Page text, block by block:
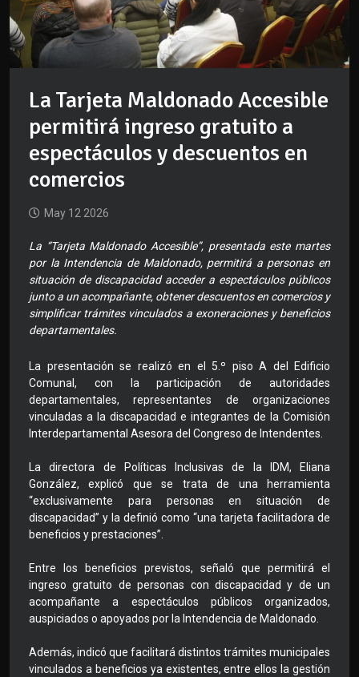
La Tarjeta Maldonado Accesible
permitirá ingreso gratuito a
espectáculos y descuentos en
comercios
May 12 2026
La “Tarjeta Maldonado Accesible”, presentada este martes
por la Intendencia de Maldonado, permitirá a personas en
situación de discapacidad acceder a espectáculos públicos
junto a un acompañante, obtener descuentos en comercios y
simplificar trámites vinculados a exoneraciones y beneficios
departamentales.
La presentación se realizó en el 5.º piso A del Edificio
Comunal, con la participación de autoridades
departamentales, representantes de organizaciones
vinculadas a la discapacidad e integrantes de la Comisión
Interdepartamental Asesora del Congreso de Intendentes.
La directora de Políticas Inclusivas de la IDM, Eliana
González, explicó que se trata de una herramienta
“exclusivamente para personas en situación de
discapacidad” y la definió como “una tarjeta facilitadora de
beneficios y prestaciones”.
Entre los beneficios previstos, señaló que permitirá el
ingreso gratuito de personas con discapacidad y de un
acompañante a espectáculos públicos organizados,
auspiciados o apoyados por la Intendencia de Maldonado.
Además, indicó que facilitará distintos trámites municipales
vinculados a beneficios ya existentes, entre ellos la gestión